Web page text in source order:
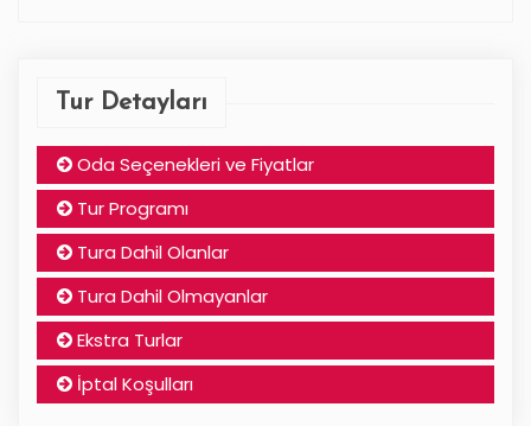
Tur Detayları
Oda Seçenekleri ve Fiyatlar
Tur Programı
Tura Dahil Olanlar
Tura Dahil Olmayanlar
Ekstra Turlar
İptal Koşulları